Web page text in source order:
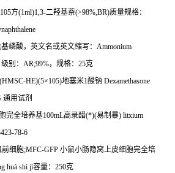
105方(1ml)1,3-二羟基萘(>98%,BR)质量规格：
嶙酸，英文名或英文缩写： Ammonium
别： AR;99%，规格： 25克
HE)(5×105)地塞米1酸钠 Dexamethasone
通用试剂
完全培养基100mL高录醋(*)(易制暴) litxium
78-6
前细胞;MFC-GFP 小鼠小肠隐窝上皮细胞完全培
huà shì jì容量： 250克